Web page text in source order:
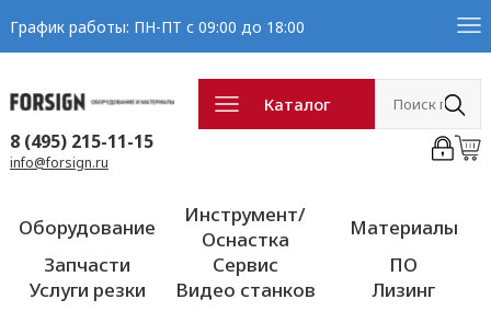
График работы: ПН-ПТ с 09:00 до 18:00
Каталог
8 (495) 215-11-15
info@forsign.ru
Оборудование
Инструмент/
Оснастка
Материалы
Запчасти
Сервис
ПО
Услуги резки
Видео станков Лизинг